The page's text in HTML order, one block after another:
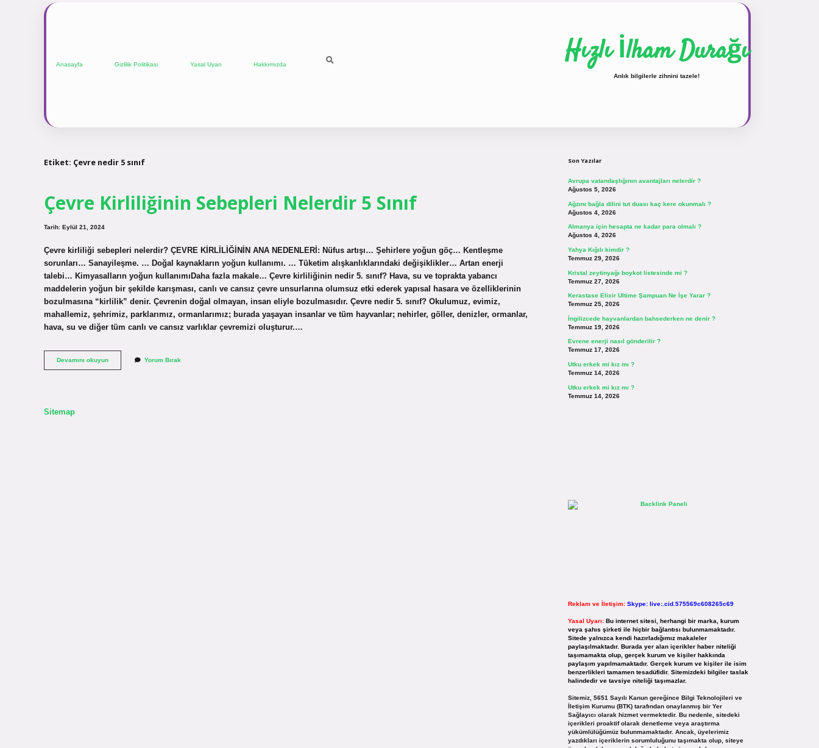
Anasayfa Gizlilik Politikası Yasal Uyarı Hakkımızda Hızlı İlham Durağı
Anlık bilgilerle zihnini tazele!
Etiket: Çevre nedir 5 sınıf
Çevre Kirliliğinin Sebepleri Nelerdir 5 Sınıf
Tarih: Eylül 21, 2024
Çevre kirliliği sebepleri nelerdir? ÇEVRE KİRLİLİĞİNİN ANA NEDENLERİ: Nüfus artışı… Şehirlere yoğun göç… Kentleşme
sorunları… Sanayileşme. … Doğal kaynakların yoğun kullanımı. … Tüketim alışkanlıklarındaki değişiklikler… Artan enerji
talebi… Kimyasalların yoğun kullanımıDaha fazla makale… Çevre kirliliğinin nedir 5. sınıf? Hava, su ve toprakta yabancı
maddelerin yoğun bir şekilde karışması, canlı ve cansız çevre unsurlarına olumsuz etki ederek yapısal hasara ve özelliklerinin
bozulmasına “kirlilik” denir. Çevrenin doğal olmayan, insan eliyle bozulmasıdır. Çevre nedir 5. sınıf? Okulumuz, evimiz,
mahallemiz, şehrimiz, parklarımız, ormanlarımız; burada yaşayan insanlar ve tüm hayvanlar; nehirler, göller, denizler, ormanlar,
hava, su ve diğer tüm canlı ve cansız varlıklar çevremizi oluşturur.…
Devamını okuyunÇevre
Kirliliğinin
Yorum Bırak
Sitemap
Son Yazılar
Avrupa vatandaşlığının avantajları nelerdir ?
Ağustos 5, 2026
Ağzını bağla dilini tut duası kaç kere okunmalı ?
Ağustos 4, 2026
Almanya için hesapta ne kadar para olmalı ?
Ağustos 4, 2026
Yahya Kığılı kimdir ?
Temmuz 29, 2026
Kristal zeytinyağı boykot listesinde mi ?
Temmuz 27, 2026
Kerastase Elixir Ultime Şampuan Ne İşe Yarar ?
Temmuz 25, 2026
İngilizcede hayvanlardan bahsederken ne denir ?
Temmuz 19, 2026
Evrene enerji nasıl gönderilir ?
Temmuz 17, 2026
Utku erkek mi kız mı ?
Temmuz 14, 2026
Utku erkek mi kız mı ?
Temmuz 14, 2026
Reklam ve İletişim: Skype: live:.cid.575569c608265c69
Yasal Uyarı: Bu internet sitesi, herhangi bir marka, kurum
veya şahıs şirketi ile hiçbir bağlantısı bulunmamaktadır.
Sitede yalnızca kendi hazırladığımız makaleler
paylaşılmaktadır. Burada yer alan içerikler haber niteliği
taşımamakta olup, gerçek kurum ve kişiler hakkında
paylaşım yapılmamaktadır. Gerçek kurum ve kişiler ile isim
benzerlikleri tamamen tesadüfidir. Sitemizdeki bilgiler taslak
halindedir ve tavsiye niteliği taşımazlar.
Sitemiz, 5651 Sayılı Kanun gereğince Bilgi Teknolojileri ve
İletişim Kurumu (BTK) tarafından onaylanmış bir Yer
Sağlayıcı olarak hizmet vermektedir. Bu nedenle, sitedeki
içerikleri proaktif olarak denetleme veya araştırma
yükümlülüğümüz bulunmamaktadır. Ancak, üyelerimiz
yazdıkları içeriklerin sorumluluğunu taşımakta olup, siteye